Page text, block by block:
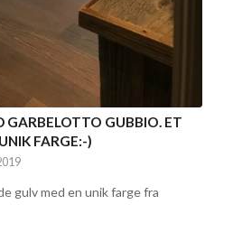
GARBELOTTO GUBBIO. ET
FARGE:-)
gulv med en unik farge fra